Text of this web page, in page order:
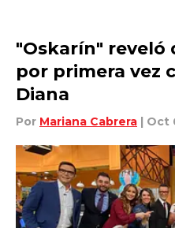
"Oskarín" reveló
por primera vez
Diana
Por Mariana Cabrera | Oct